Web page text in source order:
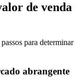
de venda
para determinar
abrangente